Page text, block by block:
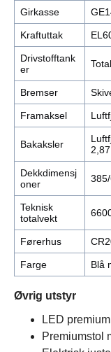
Girkasse
Kraftuttak
Drivstofftank
er
Bremser
Framaksel
Bakaksler
Dekkdimensj
oner
Teknisk
totalvekt
Førerhus
Farge Blå
Øvrig utstyr
LED
Premiumstol